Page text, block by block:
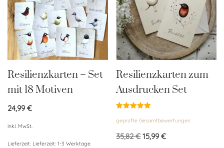
Resilienzkarten – Set
mit 18 Motiven
24,99€
inkl. MwSt.
Lieferzeit: Lieferzeit: 1-3 Werktage
Resilienzkarten zum
Ausdrucken Set
mit
von 5
geprüfte Gesamtbewertungen
35,82€ 15,99€